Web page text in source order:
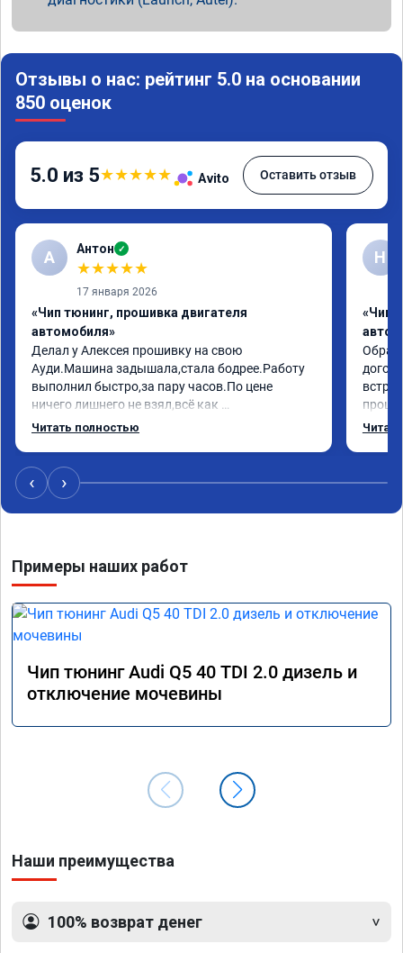
Отзывы о нас: рейтинг 5.0 на основании
850 оценок
5.0 из 5★★★★★ Avito Оставить отзыв
А Антон ✓
★★★★★
17 января 2026
«Чип тюнинг, прошивка двигателя
автомобиля»
Делал у Алексея прошивку на свою
Ауди.Машина задышала,стала бодрее.Работу
выполнил быстро,за пару часов.По цене
ничего лишнего не взял,всё как
договаривались заранее.После работы
поломки авто.Однозначно рекомендую
Алексея как грамотного специалиста!
Читать полностью
Н
«Чип
Арман
‹ ›
Примеры наших работ
Чип тюнинг Audi Q5 40 TDI 2.0 дизель и
отключение мочевины
Наши преимущества
100% возврат денег